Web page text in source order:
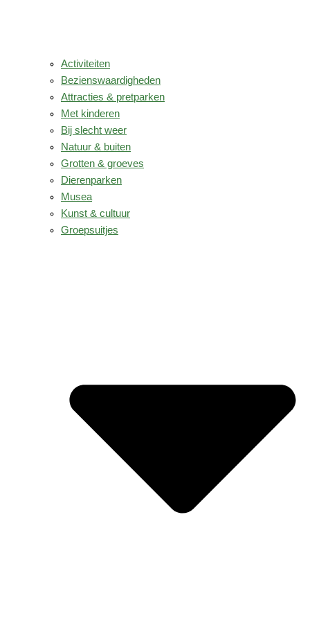
Activiteiten
Bezienswaardigheden
Attracties & pretparken
Met kinderen
Bij slecht weer
Natuur & buiten
Grotten & groeves
Dierenparken
Musea
Kunst & cultuur
Groepsuitjes